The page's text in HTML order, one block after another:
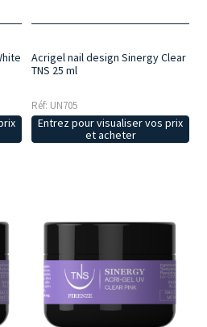
Acrigel nail design Sinergy Clear
TNS 25 ml
Réf: UN705
Entrez pour visualiser vos prix
et acheter